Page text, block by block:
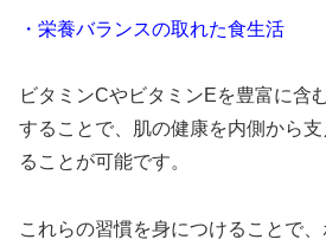
・栄養バランスの取れた食生活
ビタミンCやビタミンEを豊富に含
することで、肌の健康を内側から
ることが可能です。
これらの習慣を身につけることで